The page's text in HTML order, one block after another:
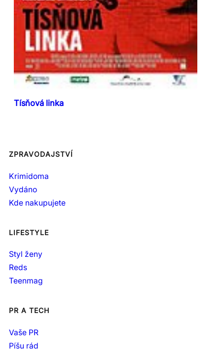
Tísňová linka
ZPRAVODAJSTVÍ
Krimidoma
Vydáno
Kde nakupujete
LIFESTYLE
Styl ženy
Reds
Teenmag
PR A TECH
Vaše PR
Píšu rád